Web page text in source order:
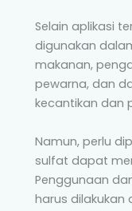
Selain aplikasi
digunakan
makanan,
pewarna, dan
kecantikan dan
Namun, perlu
sulfat dapat
Penggunaan
harus